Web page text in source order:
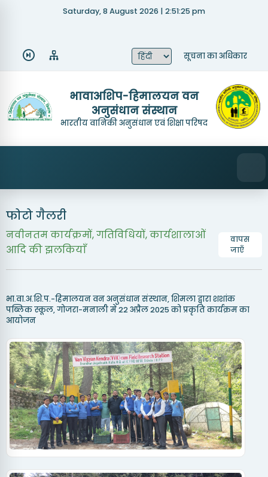
Saturday, 8 August 2026 | 2:51:25 pm
सूचना का अधिकार
भावाअशिप-हिमालयन वन
अनुसंधान संस्थान
भारतीय वानिकी अनुसंधान एवं शिक्षा परिषद
Recruitment
Mandate Contact Us
फोटो गैलरी
नवीनतम कार्यक्रमों, गतिविधियों, कार्यशालाओं
आदि की झलकियाँ
वापस
जाएँ
भा.वा.अ.शि.प.-हिमालयन वन अनुसंधान संस्थान, शिमला द्वारा शशांक
पब्लिक स्कूल, गोजरा-मनाली में 22 अप्रैल 2025 को प्रकृति कार्यक्रम का
आयोजन